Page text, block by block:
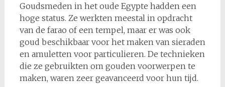
Goudsmeden in het oude Egypte hadden een
hoge status. Ze werkten meestal in opdracht
van de farao of een tempel, maar er was ook
goud beschikbaar voor het maken van sieraden
en amuletten voor particulieren. De technieken
die ze gebruikten om gouden voorwerpen te
maken, waren zeer geavanceerd voor hun tijd.